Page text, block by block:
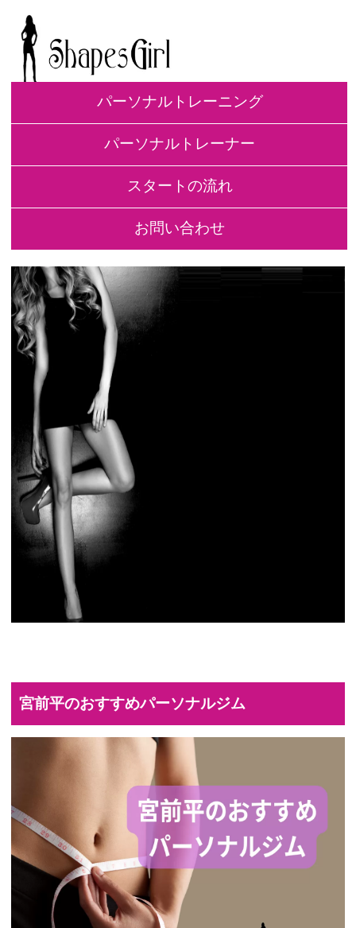
パーソナルトレーニング
パーソナルトレーナー
スタートの流れ
お問い合わせ
宮前平のおすすめパーソナルジム